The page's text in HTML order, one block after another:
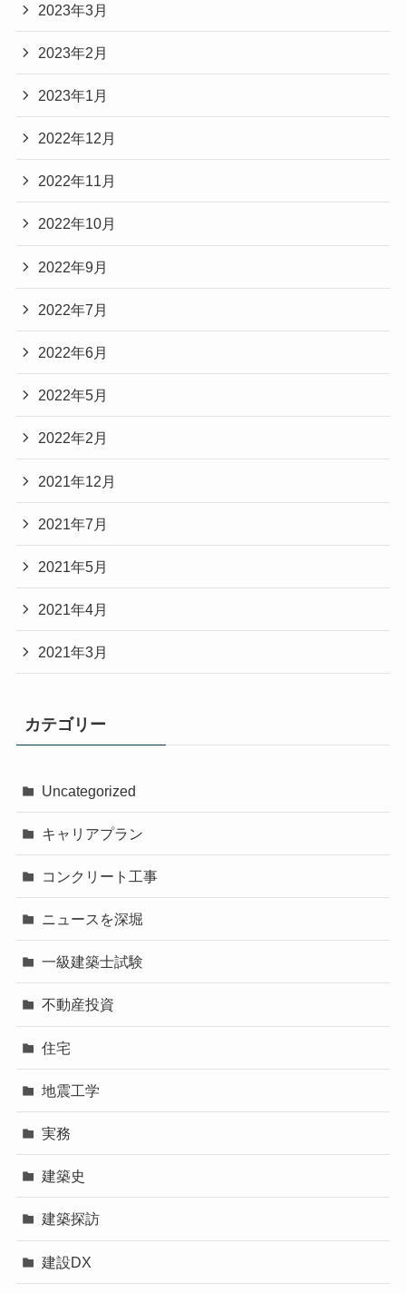
2023年3月
2023年2月
2023年1月
2022年12月
2022年11月
2022年10月
2022年9月
2022年7月
2022年6月
2022年5月
2022年2月
2021年12月
2021年7月
2021年5月
2021年4月
2021年3月
カテゴリー
Uncategorized
キャリアプラン
コンクリート工事
ニュースを深堀
一級建築士試験
不動産投資
住宅
地震工学
実務
建築史
建築探訪
建設DX